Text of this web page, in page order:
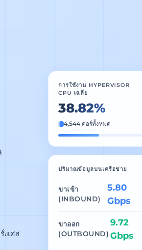
งเศส
การใช้งาน HYPERVISOR
CPU เฉลี่ย
38.82%
4,544 คอร์ทั้งหมด
ปริมาณข้อมูลบนเครือข่าย
ขาเข้า
(INBOUND)
5.80
Gbps
ขาออก
(OUTBOUND)
9.72
Gbps